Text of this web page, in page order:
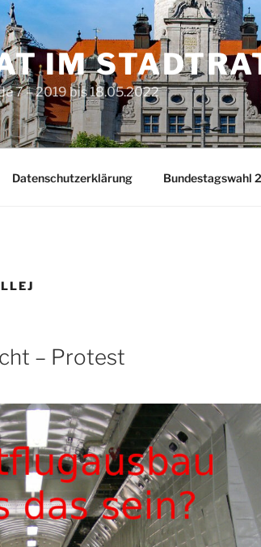
IM
7 – 2019 bis 18.05.2022
Datenschutzerklärung Bundestagswahl
– Protest